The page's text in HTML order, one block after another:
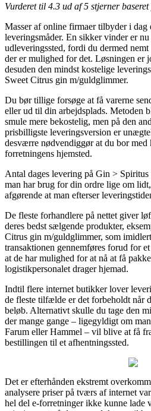
Vurderet til 4.3 ud af 5 stjerner baseret
Masser af online firmaer tilbyder i dag
leveringsmåder. En sikker vinder er
udleveringssted, fordi du dermed
der er mulighed for det. Løsningen er
desuden den mindst kostelige
Sweet Citrus gin m/guldglimmer.
Du bør tillige forsøge at få varerne
eller ud til din arbejdsplads. Metoden
smule mere bekostelig, men på den
prisbilligste leveringsversion er
desværre nødvendiggør at du bor med
forretningens hjemsted.
Antal dages levering på Gin >
man har brug for din ordre lige om
afgørende at man efterser
De fleste forhandlere på nettet giver
deres bedst sælgende produkter,
Citrus gin m/guldglimmer, som
transaktionen gennemføres forud for
at de har mulighed for at nå at få
logistikpersonalet drager hjemad.
Indtil flere internet butikker lover
de fleste tilfælde er det forbeholdt når
beløb. Alternativt skulle du tage den
der mange gange – ligegyldigt om
Farum eller Hammel – vil blive at få
bestillingen til et afhentningssted.
Det er efterhånden ekstremt
analysere priser på tværs af internet
hel del e-forretninger ikke kunne lade